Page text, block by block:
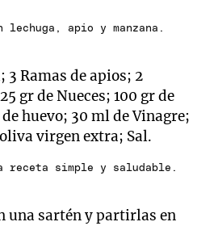
lechuga, apio y manzana.
3 Ramas de apios; 2
gr de Nueces; 100 gr de
de huevo; 30 ml de Vinagre;
virgen extra; Sal.
receta simple y saludable.
una sartén y partirlas en